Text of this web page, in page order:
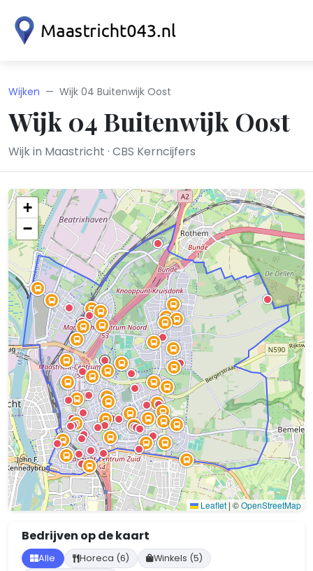
Wijken Wijk 04 Buitenwijk Oost
Wijk 04 Buitenwijk Oost
Wijk in Maastricht · CBS Kerncijfers
+
−
Leaflet|©OpenStreetMap
Bedrijven op de kaart
Alle Horeca (6)
Winkels (5)